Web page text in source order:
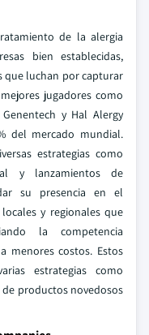
de la alergia
bien establecidas,
que luchan por capturar
jugadores como
Genentech y Hal Alergy
del mercado mundial.
estrategias como
y lanzamientos de
su presencia en el
y regionales que
la competencia
menores costos. Estos
estrategias como
productos novedosos